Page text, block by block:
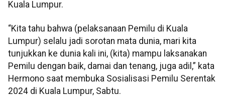
Kuala Lumpur.
“Kita tahu bahwa (pelaksanaan Pemilu di Kuala
Lumpur) selalu jadi sorotan mata dunia, mari kita
tunjukkan ke dunia kali ini, (kita) mampu laksanakan
Pemilu dengan baik, damai dan tenang, juga adil,” kata
Hermono saat membuka Sosialisasi Pemilu Serentak
2024 di Kuala Lumpur, Sabtu.